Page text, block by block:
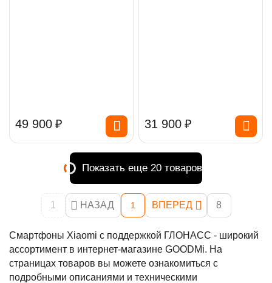
49 900 ₽ 31 900 ₽
Показать еще 20 товаров
1 НАЗАД 1 ВПЕРЕД 8
Смартфоны Xiaomi с поддержкой ГЛОНАСС - широкий
ассортимент в интернет-магазине GOODMi. На
страницах товаров вы можете ознакомиться с
подробными описаниями и техническими